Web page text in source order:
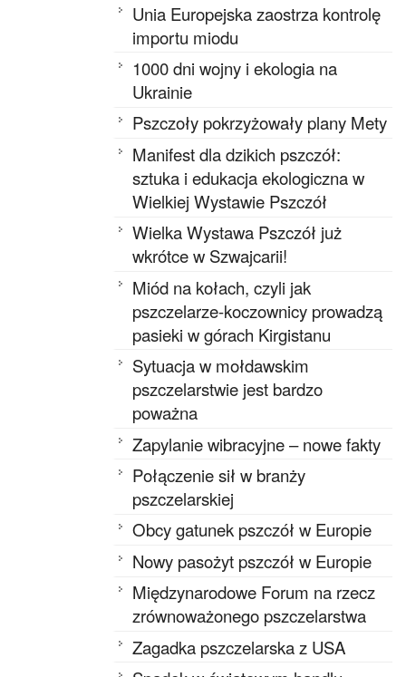
Unia Europejska zaostrza kontrolę
importu miodu
1000 dni wojny i ekologia na
Ukrainie
Pszczoły pokrzyżowały plany Mety
Manifest dla dzikich pszczół:
sztuka i edukacja ekologiczna w
Wielkiej Wystawie Pszczół
Wielka Wystawa Pszczół już
wkrótce w Szwajcarii!
Miód na kołach, czyli jak
pszczelarze-koczownicy prowadzą
pasieki w górach Kirgistanu
Sytuacja w mołdawskim
pszczelarstwie jest bardzo
poważna
Zapylanie wibracyjne – nowe fakty
Połączenie sił w branży
pszczelarskiej
Obcy gatunek pszczół w Europie
Nowy pasożyt pszczół w Europie
Międzynarodowe Forum na rzecz
zrównoważonego pszczelarstwa
Zagadka pszczelarska z USA